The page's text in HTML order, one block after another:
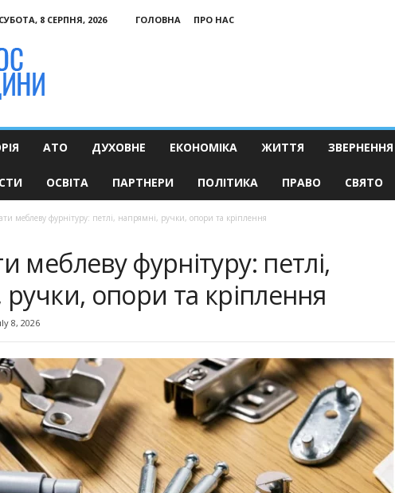
СУБОТА, 8 СЕРПНЯ, 2026 ГОЛОВНА
ПРО НАС
АТО ДУХОВНЕ ЕКОНОМІКА ЖИТТЯ ЗВЕРНЕННЯ
ОСВІТА ПАРТНЕРИ ПОЛІТИКА ПРАВО СВЯТО
меблеву фурнітуру: петлі, напрямні, ручки, опори та кріплення
меблеву фурнітуру: петлі,
ручки, опори та кріплення
8, 2026